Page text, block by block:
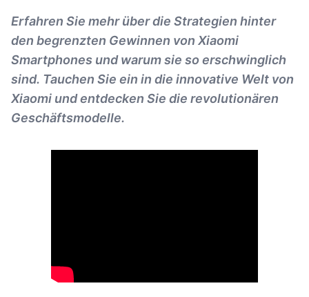
Erfahren Sie mehr über die Strategien hinter
den begrenzten Gewinnen von Xiaomi
Smartphones und warum sie so erschwinglich
sind. Tauchen Sie ein in die innovative Welt von
Xiaomi und entdecken Sie die revolutionären
Geschäftsmodelle.